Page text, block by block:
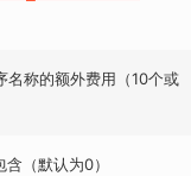
名称的额外费用（10个或
（默认为0）